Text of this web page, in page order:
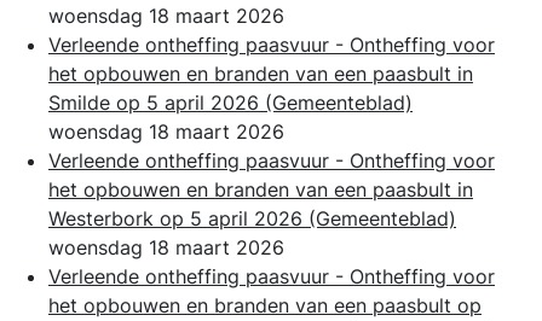
woensdag 18 maart 2026
Verleende ontheffing paasvuur - Ontheffing voor
het opbouwen en branden van een paasbult in
Smilde op 5 april 2026 (Gemeenteblad)
woensdag 18 maart 2026
Verleende ontheffing paasvuur - Ontheffing voor
het opbouwen en branden van een paasbult in
Westerbork op 5 april 2026 (Gemeenteblad)
woensdag 18 maart 2026
Verleende ontheffing paasvuur - Ontheffing voor
het opbouwen en branden van een paasbult op